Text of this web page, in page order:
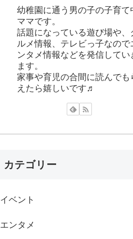
幼稚園に通う男の子の子育て
ママです。
話題になっている遊び場や、
ルメ情報、テレビっ子なので
ンタメ情報などを発信してい
ます。
家事や育児の合間に読んでも
えたら嬉しいです♬
カテゴリー
イベント
エンタメ